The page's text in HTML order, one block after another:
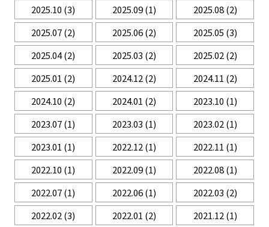
2025.10 (3) 2025.09(1) 2025.08(2)
2025.07(2) 2025.06(2) 2025.05 (3)
2025.04(2) 2025.03 (2) 2025.02(2)
2025.01 (2) 2024.12(2) 2024.11 (2)
2024.10 (2) 2024.01 (2) 2023.10 (1)
2023.07(1) 2023.03 (1) 2023.02(1)
2023.01 (1) 2022.12(1) 2022.11 (1)
2022.10 (1) 2022.09(1) 2022.08(1)
2022.07(1) 2022.06(1) 2022.03 (2)
2022.02(3) 2022.01 (2) 2021.12(1)